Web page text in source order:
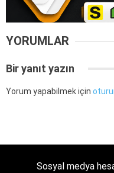
YORUMLAR
Bir yanıt yazın
Yorum yapabilmek için
Sosyal medya